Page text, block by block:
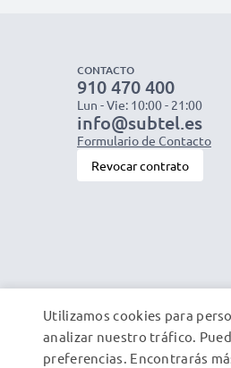
CONTACTO
910 470 400
Lun - Vie: 10:00 - 21:00
info@subtel.es
Formulario de Contacto
Revocar contrato
Utilizamos cookies para
analizar nuestro tráfico.
preferencias. Encontrarás